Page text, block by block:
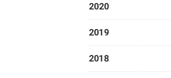
2020
2019
2018